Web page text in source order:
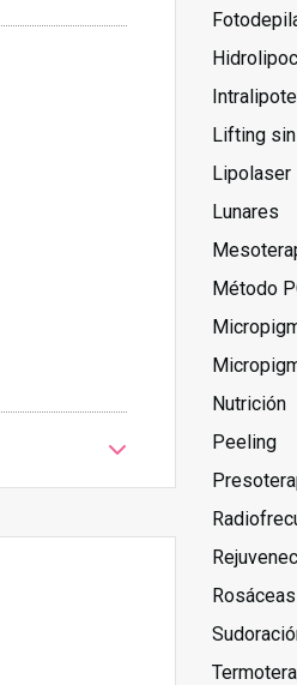
Lifting
Lipolaser
Lunares
Método
Nutrición
Peeling
Rosáceas